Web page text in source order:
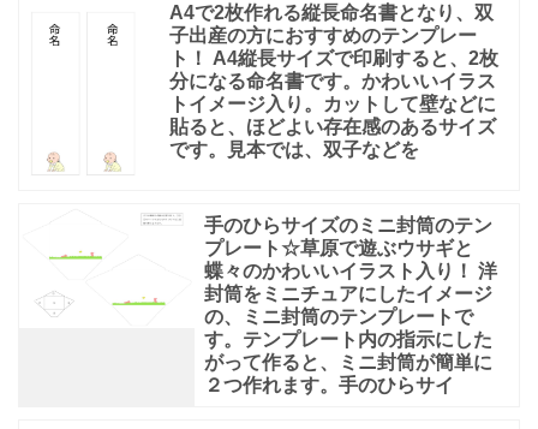
A4で2枚作れる縦長命名書となり、双
子出産の方におすすめのテンプレー
ト！ A4縦長サイズで印刷すると、2枚
分になる命名書です。かわいいイラス
トイメージ入り。カットして壁などに
貼ると、ほどよい存在感のあるサイズ
です。見本では、双子などを
手のひらサイズのミニ封筒のテン
プレート☆草原で遊ぶウサギと
蝶々のかわいいイラスト入り！ 洋
封筒をミニチュアにしたイメージ
の、ミニ封筒のテンプレートで
す。テンプレート内の指示にした
がって作ると、ミニ封筒が簡単に
２つ作れます。手のひらサイ